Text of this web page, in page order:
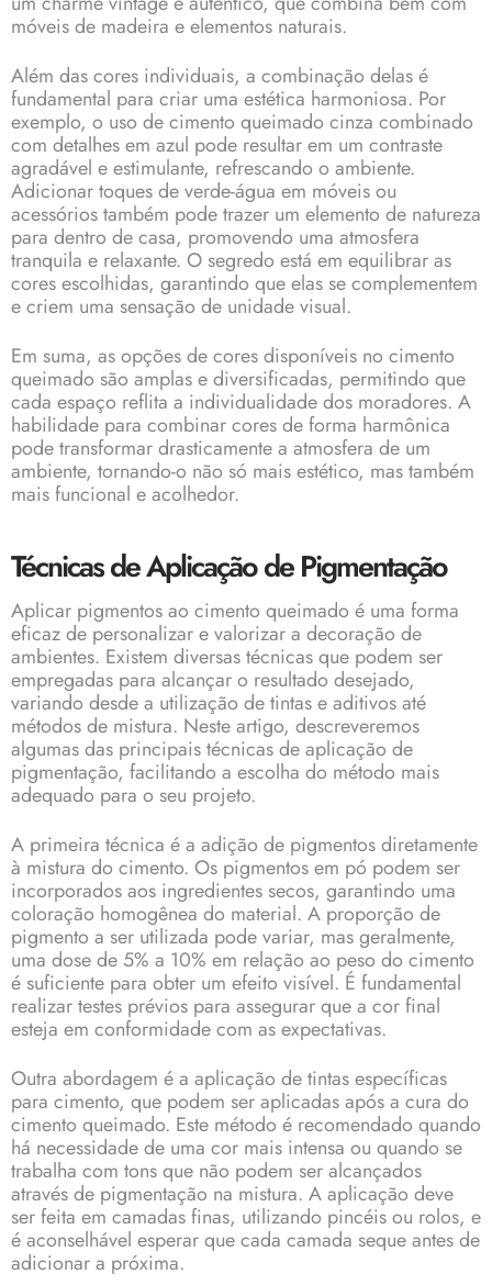
móveis de madeira e elementos naturais.
Além das cores individuais, a combinação delas é
fundamental para criar uma estética harmoniosa. Por
exemplo, o uso de cimento queimado cinza combinado
com detalhes em azul pode resultar em um contraste
agradável e estimulante, refrescando o ambiente.
Adicionar toques de verde-água em móveis ou
acessórios também pode trazer um elemento de natureza
para dentro de casa, promovendo uma atmosfera
tranquila e relaxante. O segredo está em equilibrar as
cores escolhidas, garantindo que elas se complementem
e criem uma sensação de unidade visual.
Em suma, as opções de cores disponíveis no cimento
queimado são amplas e diversificadas, permitindo que
cada espaço reflita a individualidade dos moradores. A
habilidade para combinar cores de forma harmônica
pode transformar drasticamente a atmosfera de um
ambiente, tornando-o não só mais estético, mas também
mais funcional e acolhedor.
Técnicas de Aplicação de Pigmentação
Aplicar pigmentos ao cimento queimado é uma forma
eficaz de personalizar e valorizar a decoração de
ambientes. Existem diversas técnicas que podem ser
empregadas para alcançar o resultado desejado,
variando desde a utilização de tintas e aditivos até
métodos de mistura. Neste artigo, descreveremos
algumas das principais técnicas de aplicação de
pigmentação, facilitando a escolha do método mais
adequado para o seu projeto.
A primeira técnica é a adição de pigmentos diretamente
à mistura do cimento. Os pigmentos em pó podem ser
incorporados aos ingredientes secos, garantindo uma
coloração homogênea do material. A proporção de
pigmento a ser utilizada pode variar, mas geralmente,
uma dose de 5% a 10% em relação ao peso do cimento
é suficiente para obter um efeito visível. É fundamental
realizar testes prévios para assegurar que a cor final
esteja em conformidade com as expectativas.
Outra abordagem é a aplicação de tintas específicas
para cimento, que podem ser aplicadas após a cura do
cimento queimado. Este método é recomendado quando
há necessidade de uma cor mais intensa ou quando se
trabalha com tons que não podem ser alcançados
através de pigmentação na mistura. A aplicação deve
ser feita em camadas finas, utilizando pincéis ou rolos, e
é aconselhável esperar que cada camada seque antes de
adicionar a próxima.